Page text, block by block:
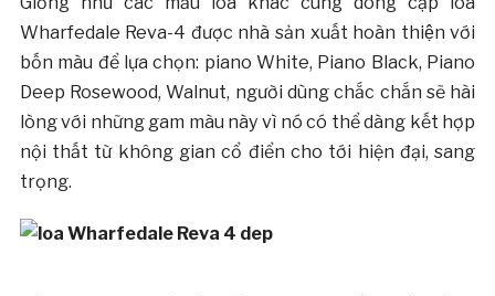
Wharfedale Reva-4 được nhà sản xuất hoàn thiện với
bốn màu để lựa chọn: piano White, Piano Black, Piano
Deep Rosewood, Walnut, người dùng chắc chắn sẽ hài
lòng với những gam màu này vì nó có thể dàng kết hợp
nội thất từ không gian cổ điển cho tới hiện đại, sang
trọng.